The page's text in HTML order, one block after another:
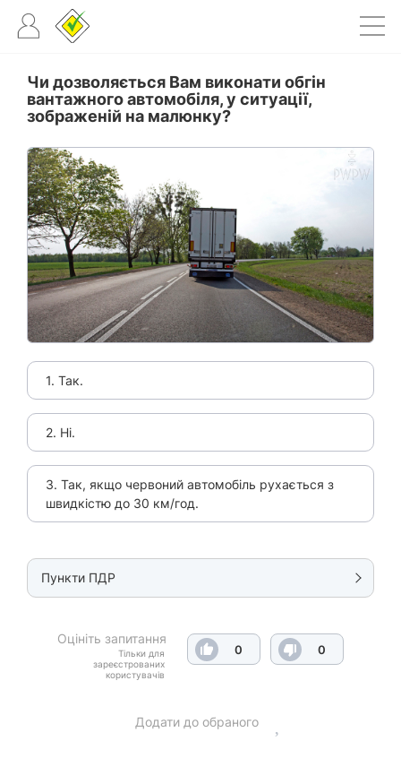
Чи дозволяється Вам виконати обгін
вантажного автомобіля, у ситуації,
зображеній на малюнку?
1. Так.
2. Ні.
3. Так, якщо червоний автомобіль рухається з
швидкістю до 30 км/год.
Пункти ПДР
Оцініть запитання
Тільки для
зареєстрованих
користувачів
0 0
Додати до обраного